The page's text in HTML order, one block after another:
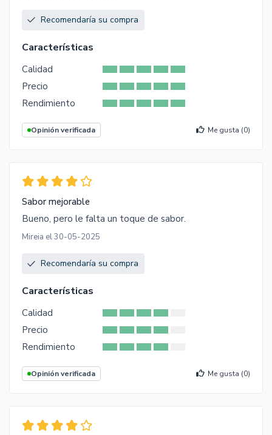
Recomendaría su compra
Características
Calidad
Precio
Rendimiento
Opinión verificada Me gusta (0)
Sabor mejorable
Bueno, pero le falta un toque de sabor.
Mireia el 30-05-2025
Recomendaría su compra
Características
Calidad
Precio
Rendimiento
Opinión verificada Me gusta (0)